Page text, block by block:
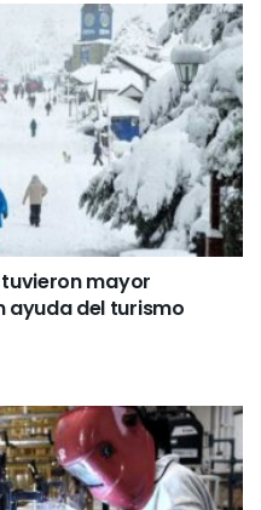
mayor
ayuda del turismo